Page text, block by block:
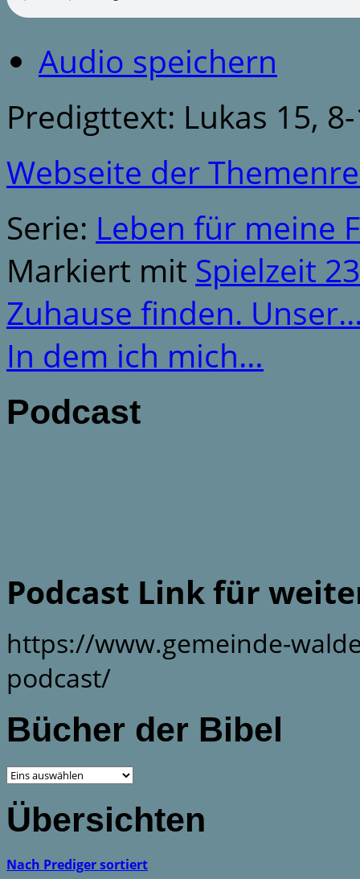
Audio speichern
Predigttext: Lukas 15,
Webseite der
Serie: Leben für meine
Markiert mit Spielzeit
Zuhause finden.
In dem ich mich…
Podcast
Podcast Link für
https://www.gemeinde-
podcast/
Bücher der Bibel
Übersichten
Nach Prediger sortiert